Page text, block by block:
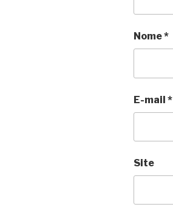
Nome*
E-mail *
Site